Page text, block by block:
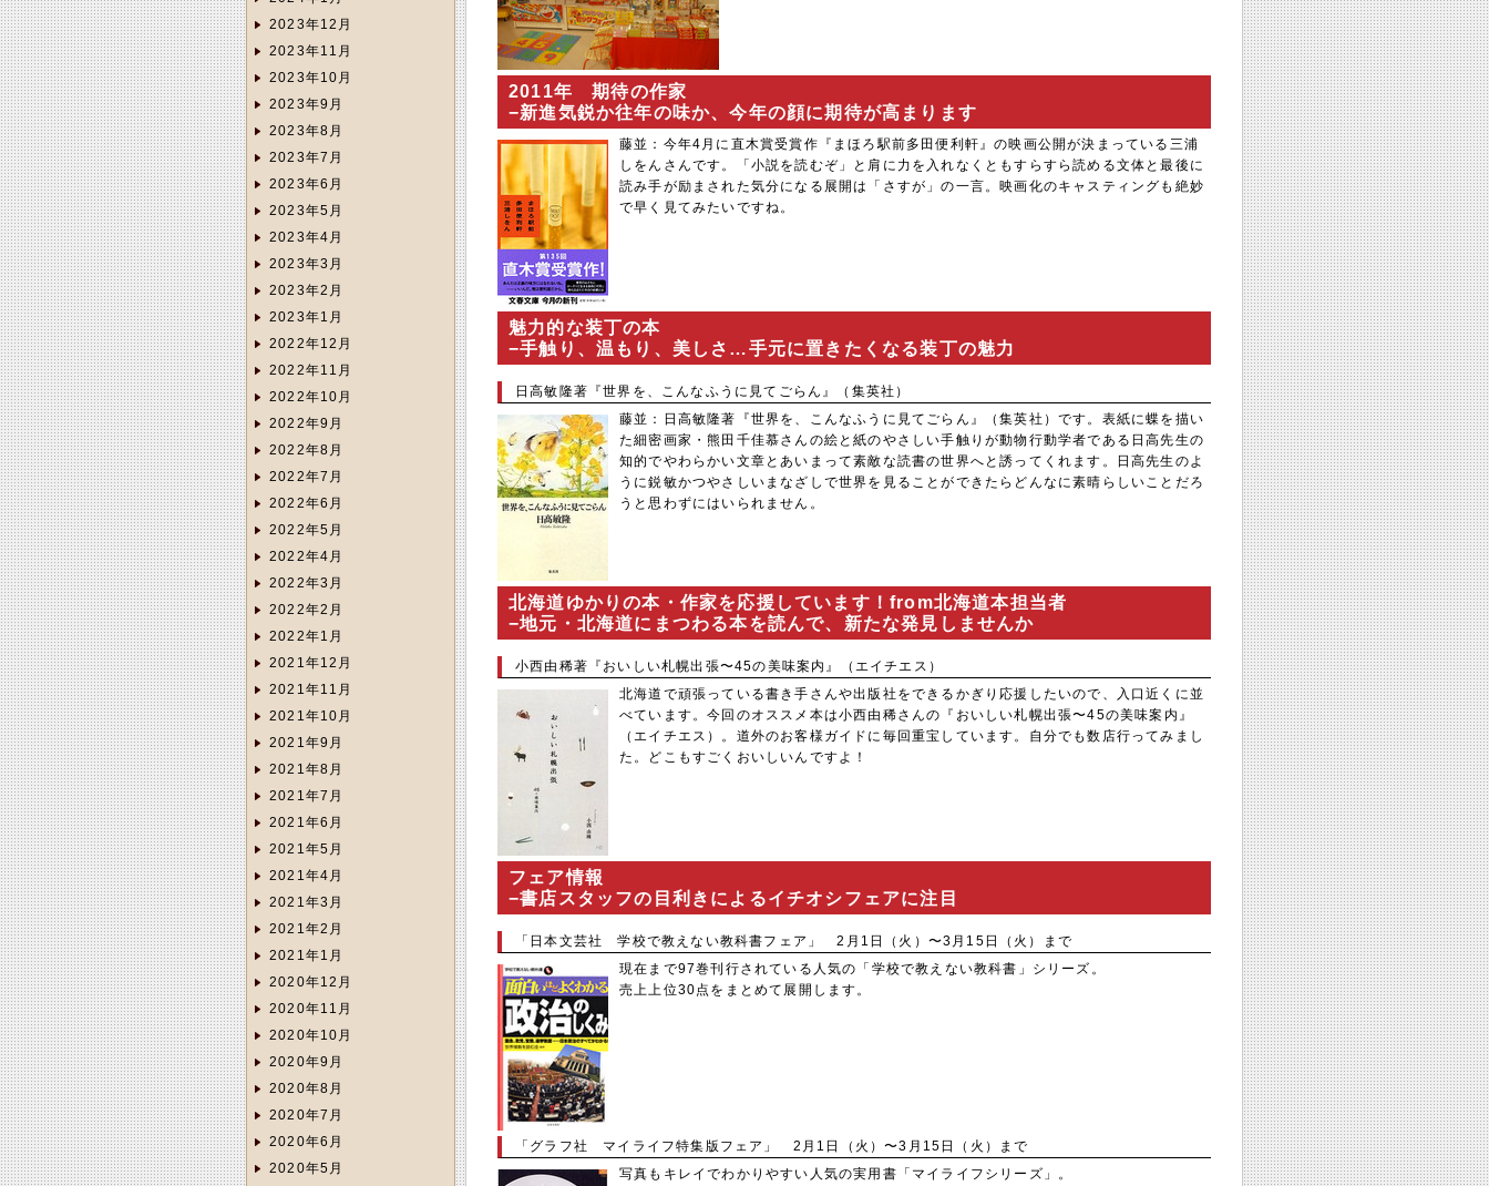
2011年 期待の作家
−新進気鋭か往年の味か、今年の顔に期待が高まります
藤並：今年4月に直木賞受賞作 『まほろ駅前多田便利軒』の映画公開が決まっている 三浦
しをん さんです。「小説を読むぞ」と肩に力を入れなくともすらすら読める文体と最後に
読み手が励まされた気分になる展開は「さすが」の一言。映画化のキャスティングも絶妙
で早く見てみたいですね。
魅力的な装丁の本
−手触り、温もり、美しさ…手元に置きたくなる装丁の魅力
日高敏隆著『世界を、こんなふうに見てごらん』（集英社）
藤並：
日高敏隆著『世界を、こんなふうに見てごらん』（集英社）です。表紙に蝶を描い
た細密画家・熊田千佳慕さんの絵と紙のやさしい手触りが動物行動学者である日高先生の
知的でやわらかい文章とあいまって素敵な読書の世界へと誘ってくれます。日高先生のよ
うに鋭敏かつやさしいまなざしで世界を見ることができたらどんなに素晴らしいことだろ
うと思わずにはいられません。
北海道ゆかりの本・作家を応援しています！from北海道本担当者
−地元・北海道にまつわる本を読んで、新たな発見しませんか
小西由稀著『おいしい札幌出張〜45の美味案内』（エイチエス）
北海道で頑張っている書き手さんや出版社をできるかぎり応援したいので、入口近くに並
べています。今回のオススメ本は小西由稀さんの『おいしい札幌出張〜45の美味案内』
（エイチエス）。道外のお客様ガイドに毎回重宝しています。自分でも数店行ってみまし
た。どこもすごくおいしいんですよ！
フェア情報
−書店スタッフの目利きによるイチオシフェアに注目
「日本文芸社 学校で教えない教科書フェア」 2月1日（火）〜3月15日（火）まで
現在まで97巻刊行されている人気の「学校で教えない教科書」シリーズ。
売上上位30点をまとめて展開します。
「グラフ社 マイライフ特集版フェア」 2月1日（火）〜3月15日（火）まで
写真もキレイでわかりやすい人気の実用書「マイライフシリーズ」。
2023年12月
2023年11月
2023年10月
2023年9月
2023年8月
2023年7月
2023年6月
2023年5月
2023年4月
2023年3月
2023年2月
2023年1月
2022年12月
2022年11月
2022年10月
2022年9月
2022年8月
2022年7月
2022年6月
2022年5月
2022年4月
2022年3月
2022年2月
2022年1月
2021年12月
2021年11月
2021年10月
2021年9月
2021年8月
2021年7月
2021年6月
2021年5月
2021年4月
2021年3月
2021年2月
2021年1月
2020年12月
2020年11月
2020年10月
2020年9月
2020年8月
2020年7月
2020年6月
2020年5月